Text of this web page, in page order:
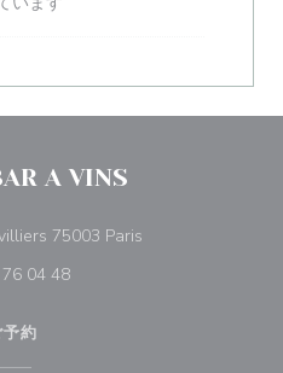
A VINS
75003 Paris((新しいウィンド
04 48
予約